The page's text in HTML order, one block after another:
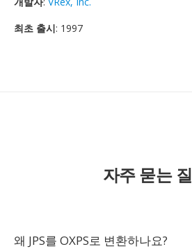
최초 출시: 1997
자주 묻는
왜 JPS를 OXPS로 변환하나요?